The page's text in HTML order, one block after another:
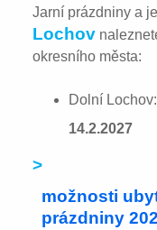
Jarní prázdniny a
Lochov
okresního města:
Dolní
14.2.2027
>
možnosti
prázdniny